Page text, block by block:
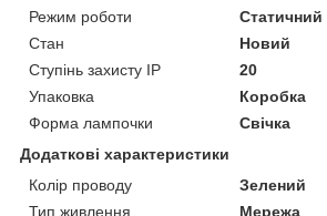
Режим роботи
Статичний
Стан
Новий
Ступінь захисту IP
20
Упаковка
Коробка
Форма лампочки
Свічка
Додаткові характеристики
Колір проводу
Зелений
Тип живлення
Мережа